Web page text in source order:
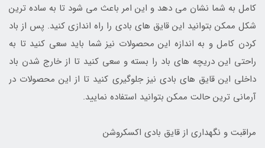
کامل به شما نشان می دهد و این امر باعث می شود تا به ساده ترین
شکل ممکن بتوانید این قایق های بادی را راه اندازی کنید. پس از باد
کردن کامل و به اندازه این محصولات نیز شما باید سعی کنید تا به
راحتی این دریچه های باد را بسته و سعی کنید تا از خارج شدن باد
داخلی این قایق های بادی نیز جلوگیری کنید تا از این محصولات در
آرمانی ترین حالت ممکن بتوانید استفاده نمایید.
مراقبت و نگهداری از قایق بادی اکسکروشن